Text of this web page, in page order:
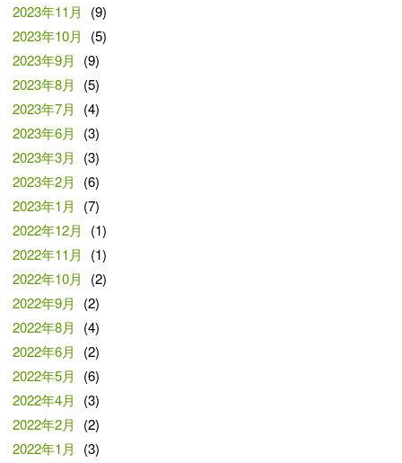
2023年11月
(9)
2023年10月
(5)
2023年9月
(9)
2023年8月
(5)
2023年7月
(4)
2023年6月
(3)
2023年3月
(3)
2023年2月
(6)
2023年1月
(7)
2022年12月
(1)
2022年11月
(1)
2022年10月
(2)
2022年9月
(2)
2022年8月
(4)
2022年6月
(2)
2022年5月
(6)
2022年4月
(3)
2022年2月
(2)
2022年1月
(3)